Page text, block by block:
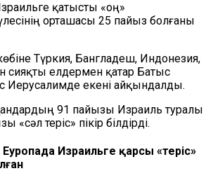
қатысты «оң»
орташасы 25 пайыз болғаны
көбіне Түркия, Бангладеш, Индонезия,
сияқты елдермен қатар Батыс
екені айқындалды.
91 пайызы Израиль туралы
«сәл теріс» пікір білдірді.
Израильге қарсы «теріс»